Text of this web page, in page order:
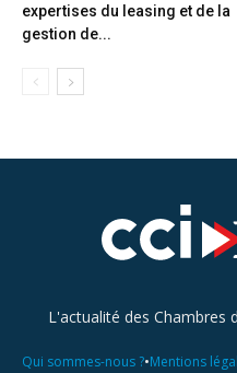
expertises du leasing et de la
gestion de...
L'actualité des Chambres
Qui sommes-nous ?•Mentions